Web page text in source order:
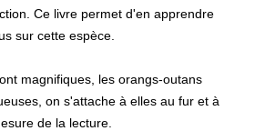
Ce livre permet d'en apprendre
sur cette espèce.
magnifiques, les orangs-outans
on s'attache à elles au fur et à
de la lecture.